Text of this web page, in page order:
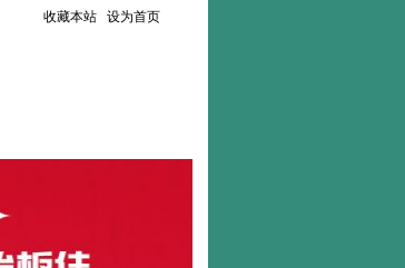
收藏本站 设为首页